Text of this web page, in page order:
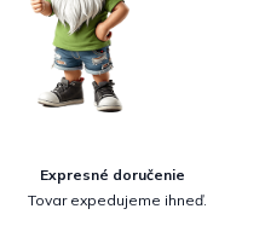
Expresné doručenie
Tovar expedujeme ihneď.